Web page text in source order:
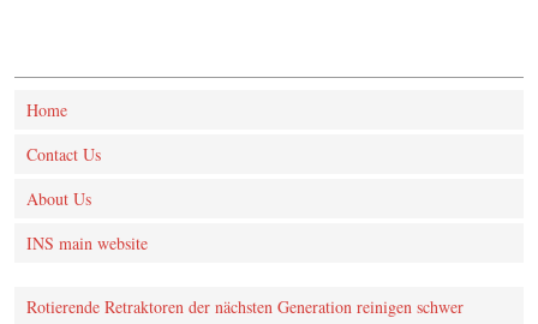
Home
Contact Us
About Us
INS main website
Rotierende Retraktoren der nächsten Generation reinigen schwer